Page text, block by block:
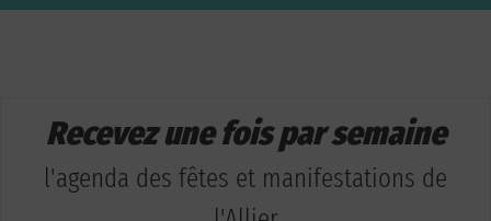
Recevez une fois par semaine
l'agenda des fêtes et manifestations de